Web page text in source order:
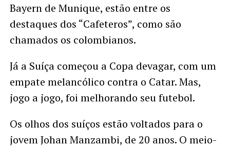
Bayern de Munique, estão entre os
destaques dos “Cafeteros”, como são
chamados os colombianos.
Já a Suíça começou a Copa devagar, com um
empate melancólico contra o Catar. Mas,
jogo a jogo, foi melhorando seu futebol.
Os olhos dos suíços estão voltados para o
jovem Johan Manzambi, de 20 anos. O meio-